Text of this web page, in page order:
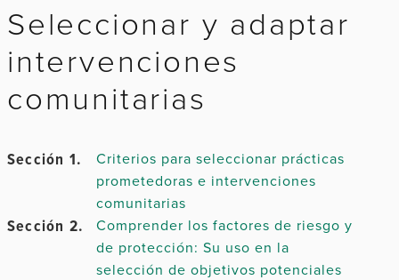
Capítulo 2.
Capítulo 3.
Capítulo 4.
Seleccionar y adaptar
intervenciones
comunitarias
Sección 1.
Criterios para seleccionar prácticas
prometedoras e intervenciones
comunitarias
Sección 2.
Comprender los factores de riesgo y
de protección: Su uso en la
selección de objetivos potenciales